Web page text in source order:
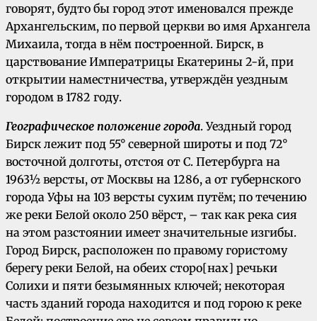
говорят, будто бы город этот именовался прежде
Архангельским, по первой церкви во имя Архангела
Михаила, тогда в нём построенной. Бирск, в
царствование Императрицы Екатерины 2-й, при
открытии наместничества, утверждён уездным
городом в 1782 году.
Географическое положение города. Уездный город
Бирск лежит под 55° северной широты и под 72°
восточной долготы, отстоя от С. Петербурга на
1963½ версты, от Москвы на 1286, а от губернского
города Уфы на 103 версты сухим путём; по течению
же реки Белой около 250 вёрст, – так как река сия
на этом разстоянии имеет значительные изгибы.
Город Бирск, расположен по правому гористому
берегу реки Белой, на обеих сторо[нах] речьки
Солихи и пяти безымянных ключей; некоторая
часть зданий города находится и под горою к реке